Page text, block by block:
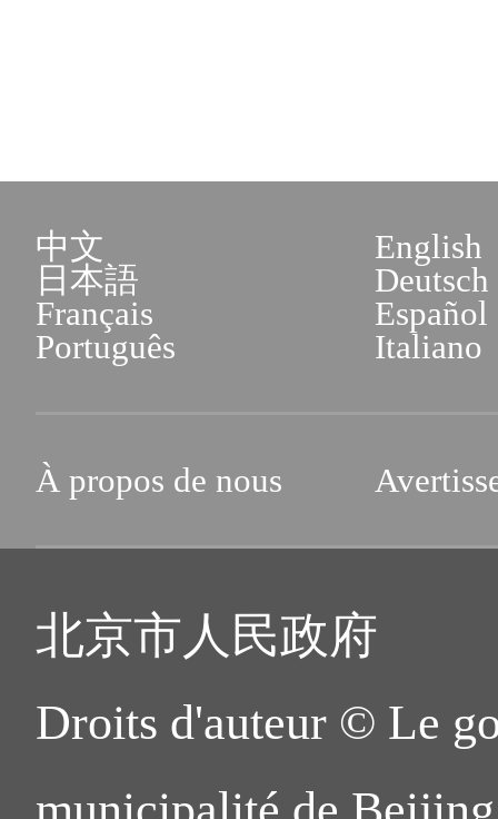
中文
English
日本語
Deutsch
Français
Español
Português
Italiano
À propos de nous
北京市人民政府
Droits d'auteur © Le